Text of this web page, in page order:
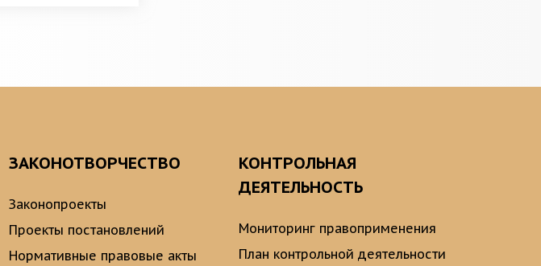
ЗАКОНОТВОРЧЕСТВО
Законопроекты
Проекты постановлений
Нормативные правовые акты
КОНТРОЛЬНАЯ
ДЕЯТЕЛЬНОСТЬ
Мониторинг правоприменения
План контрольной деятельности